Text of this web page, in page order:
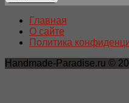
Главная
О сайте
Политика
Handmade-Paradise.ru ©